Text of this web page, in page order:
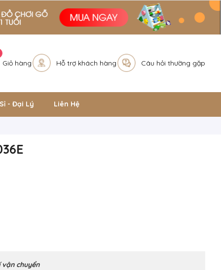
Giỏ hàng
Hỗ trợ khách hàng Câu hỏi thường gặp
- Đại Lý Liên Hệ
chuyển